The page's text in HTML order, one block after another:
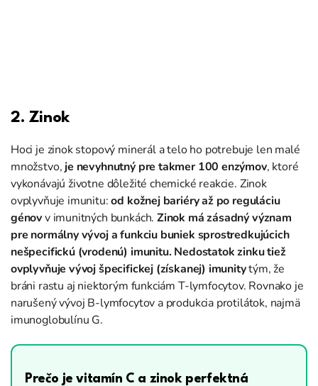
2. Zinok
Hoci je zinok stopový minerál a telo ho potrebuje len malé
množstvo, je nevyhnutný pre takmer 100 enzýmov, ktoré
vykonávajú životne dôležité chemické reakcie. Zinok
ovplyvňuje imunitu:od kožnej bariéry až po reguláciu
génovv imunitných bunkách. Zinok má zásadný význam
pre normálny vývoj a funkciu buniek sprostredkujúcich
nešpecifickú (vrodenú) imunitu. Nedostatok zinku tiež
ovplyvňuje vývoj špecifickej (získanej) imunitytým, že
bráni rastu aj niektorým funkciám T-lymfocytov. Rovnako je
narušený vývoj B-lymfocytov a produkcia protilátok, najmä
imunoglobulínu G.
Prečo je vitamín C a zinok perfektná